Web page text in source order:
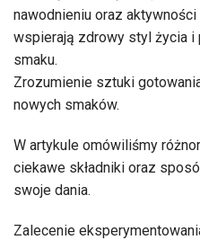
nawodnieniu oraz
wspierają zdrowy styl życia i
smaku.
Zrozumienie sztuki
nowych smaków.
W artykule omówiliśmy
ciekawe składniki oraz
swoje dania.
Zalecenie